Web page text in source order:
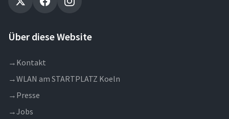
Über diese Website
→ Kontakt
→WLAN am STARTPLATZ Koeln
→ Presse
→Jobs